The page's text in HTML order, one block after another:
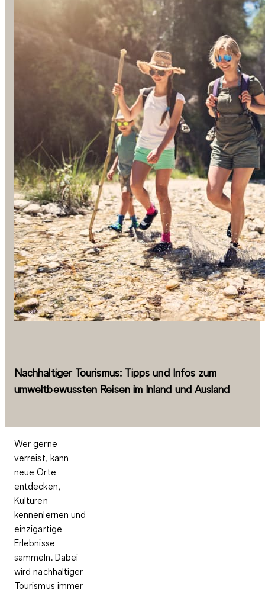
Nachhaltiger Tourismus: Tipps und Infos zum
umweltbewussten Reisen im Inland und Ausland
Wer gerne
verreist, kann
neue Orte
entdecken,
Kulturen
kennenlernen und
einzigartige
Erlebnisse
sammeln. Dabei
wird nachhaltiger
Tourismus immer